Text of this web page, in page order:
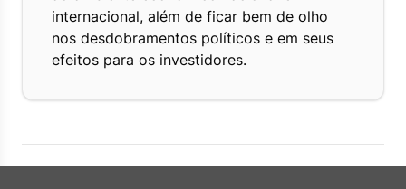
internacional, além de ficar bem de olho
nos desdobramentos políticos e em seus
efeitos para os investidores.